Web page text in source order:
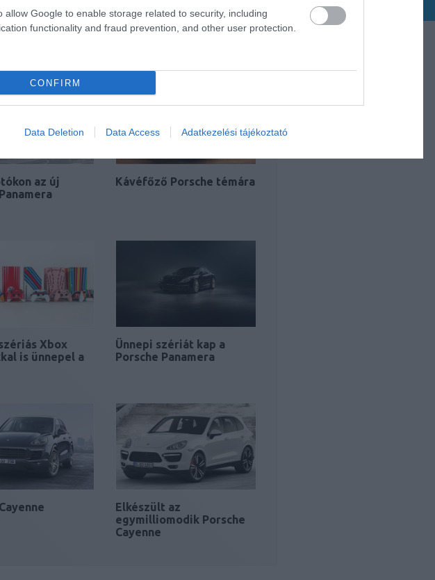
allow Google to enable storage related to security, including
functionality and fraud prevention, and other user protection.
CONFIRM
Data Deletion Data Access Adatkezelési tájékoztató
az új
Kávéfőző Porsche témára
Xbox
is ünnepel a
Ünnepi szériát kap a
Porsche Panamera
Elkészült az
egymilliomodik Porsche
Cayenne